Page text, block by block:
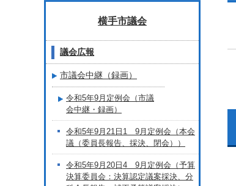
横手市議会
議会広報
市議会中継（録画）
令和5年9月定例会（市議
会中継・録画）
令和5年9月21日1 9月定例会（本会
議（委員長報告、採決、閉会））
令和5年9月20日4 9月定例会（予算
決算委員会：決算認定議案採決、分